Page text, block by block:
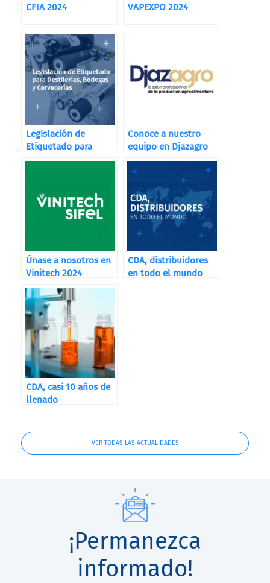
CFIA 2024 VAPEXPO 2024
Legislación de
Etiquetado para
Destilerías, Bodegas
Conoce a nuestro
equipo en Djazagro
Únase a nosotros en
Vinitech 2024
CDA, distribuidores
en todo el mundo
CDA, casi 10 años de
llenado
VER TODAS LAS ACTUALIDADES
¡Permanezca
informado!